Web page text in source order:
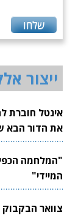
ייצור
אינטל חוברת
את הדור הבא
לשבבים
המיידי"